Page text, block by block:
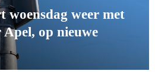
woensdag weer met
op nieuwe